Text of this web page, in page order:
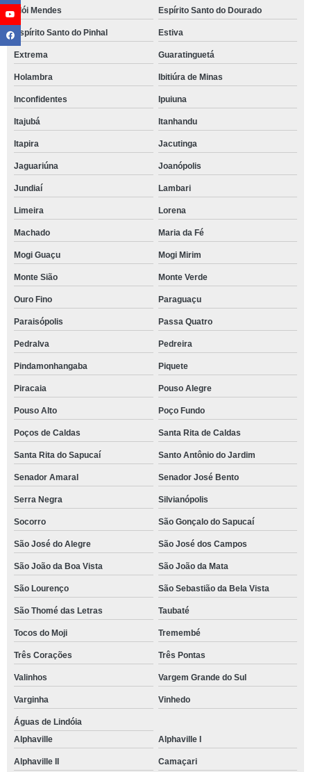
Elói Mendes Espírito Santo do Dourado
Espírito Santo do Pinhal Estiva
Extrema Guaratinguetá
Holambra Ibitiúra de Minas
Inconfidentes Ipuiuna
Itajubá Itanhandu
Itapira Jacutinga
Jaguariúna Joanópolis
Jundiaí Lambari
Limeira Lorena
Machado Maria da Fé
Mogi Guaçu Mogi Mirim
Monte Sião Monte Verde
Ouro Fino Paraguaçu
Paraisópolis Passa Quatro
Pedralva Pedreira
Pindamonhangaba Piquete
Piracaia Pouso Alegre
Pouso Alto Poço Fundo
Poços de Caldas Santa Rita de Caldas
Santa Rita do Sapucaí Santo Antônio do Jardim
Senador Amaral Senador José Bento
Serra Negra Silvianópolis
Socorro São Gonçalo do Sapucaí
São José do Alegre São José dos Campos
São João da Boa Vista São João da Mata
São Lourenço São Sebastião da Bela Vista
São Thomé das Letras Taubaté
Tocos do Moji Tremembé
Três Corações Três Pontas
Valinhos Vargem Grande do Sul
Varginha Vinhedo
Águas de Lindóia
Alphaville
Alphaville I
Alphaville II Camaçari